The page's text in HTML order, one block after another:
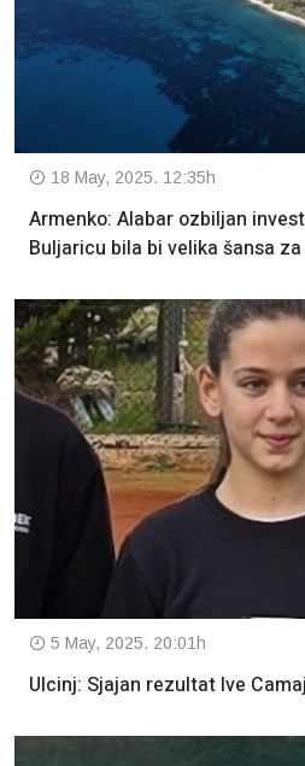
18 May, 2025. 12:35h
Armenko: Alabar ozbiljan
Buljaricu bila bi velika šansa
5 May, 2025. 20:01h
Ulcinj: Sjajan rezultat Ive Camaj